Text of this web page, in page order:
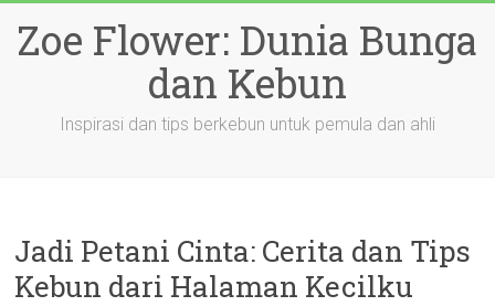
content
Zoe Flower: Dunia Bunga
dan Kebun
Inspirasi dan tips berkebun untuk pemula dan ahli
Jadi Petani Cinta: Cerita dan Tips
Kebun dari Halaman Kecilku